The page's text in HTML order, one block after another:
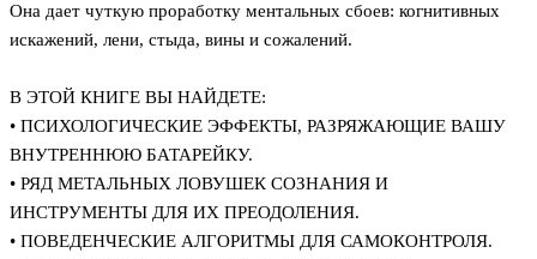
Она дает чуткую проработку ментальных сбоев: когнитивных
искажений, лени, стыда, вины и сожалений.
В ЭТОЙ КНИГЕ ВЫ НАЙДЕТЕ:
• ПСИХОЛОГИЧЕСКИЕ ЭФФЕКТЫ, РАЗРЯЖАЮЩИЕ ВАШУ
ВНУТРЕННЮЮ БАТАРЕЙКУ.
• РЯД МЕТАЛЬНЫХ ЛОВУШЕК СОЗНАНИЯ И
ИНСТРУМЕНТЫ ДЛЯ ИХ ПРЕОДОЛЕНИЯ.
• ПОВЕДЕНЧЕСКИЕ АЛГОРИТМЫ ДЛЯ САМОКОНТРОЛЯ.